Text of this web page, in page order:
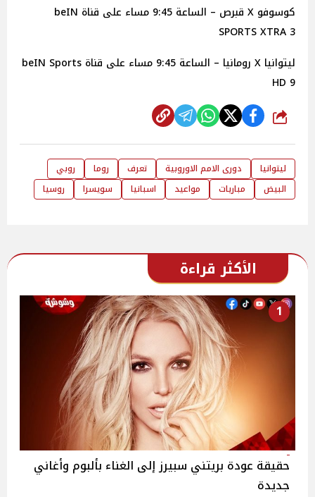
كوسوفو X قبرص – الساعة 9:45 مساء على قناة beIN
SPORTS XTRA 3
ليتوانيا X رومانيا – الساعة 9:45 مساء على قناة beIN Sports
HD 9
شارك
ليتوانيا دورى الامم الاوروبية تعرف روما
روبي
البيض
مباريات مواعيد اسبانيا سويسرا روسيا
الأكثر قراءة
1
حقيقة عودة بريتني سبيرز إلى الغناء بألبوم وأغاني
جديدة